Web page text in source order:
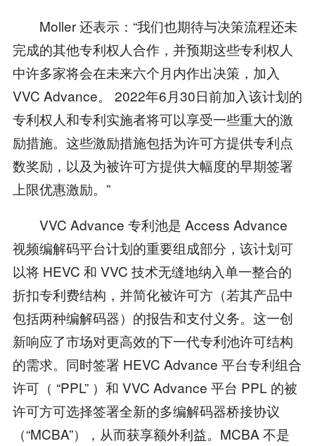
Moller 还表示：“我们也期待与决策流程还未
完成的其他专利权人合作，并预期这些专利权人
中许多家将会在未来六个月内作出决策，加入
VVC Advance。 2022年6月30日前加入该计划的
专利权人和专利实施者将可以享受一些重大的激
励措施。这些激励措施包括为许可方提供专利点
数奖励，以及为被许可方提供大幅度的早期签署
上限优惠激励。”
VVC Advance 专利池是 Access Advance
视频编解码平台计划的重要组成部分，该计划可
以将 HEVC 和 VVC 技术无缝地纳入单一整合的
折扣专利费结构，并简化被许可方（若其产品中
包括两种编解码器）的报告和支付义务。这一创
新响应了市场对更高效的下一代专利池许可结构
的需求。同时签署 HEVC Advance 平台专利组合
许可（ “PPL” ）和 VVC Advance 平台 PPL 的被
许可方可选择签署全新的多编解码器桥接协议
（“MCBA”），从而获享额外利益。MCBA 不是